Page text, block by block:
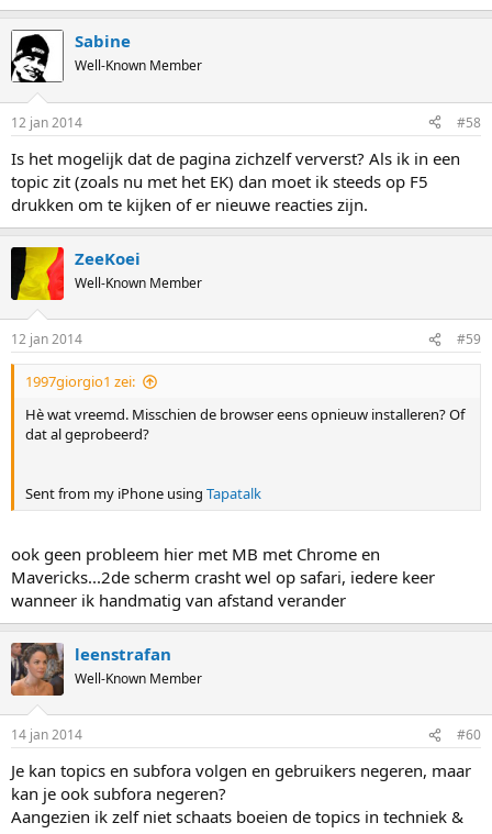
Sabine
Well-Known Member
12 jan 2014 #58
Is het mogelijk dat de pagina zichzelf ververst? Als ik in een
topic zit (zoals nu met het EK) dan moet ik steeds op F5
drukken om te kijken of er nieuwe reacties zijn.
ZeeKoei
Well-Known Member
12 jan 2014 #59
1997giorgio1 zei:
Hè wat vreemd. Misschien de browser eens opnieuw installeren? Of
dat al geprobeerd?
Sent from my iPhone using Tapatalk
ook geen probleem hier met MB met Chrome en
Mavericks...2de scherm crasht wel op safari, iedere keer
wanneer ik handmatig van afstand verander
leenstrafan
Well-Known Member
14 jan 2014 #60
Je kan topics en subfora volgen en gebruikers negeren, maar
kan je ook subfora negeren?
Aangezien ik zelf niet schaats boeien de topics in techniek &